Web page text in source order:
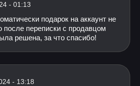
- 01:13
подарок на аккаунт не
после переписки с продавцом
решена, за что спасибо!
- 13:18